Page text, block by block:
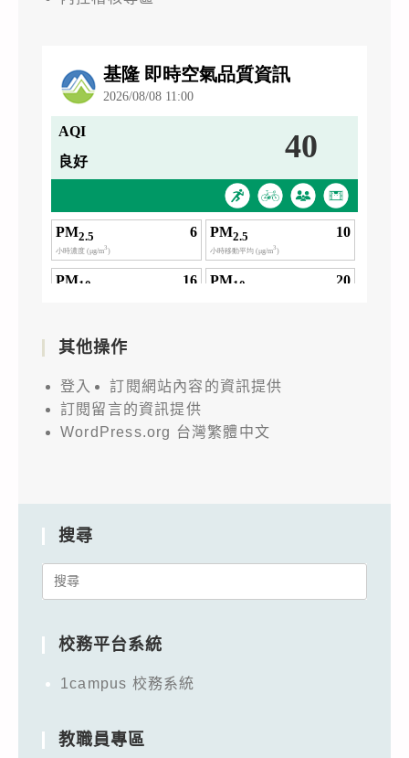
其他操作
登入
訂閱網站內容的資訊提供
訂閱留言的資訊提供
WordPress.org 台灣繁體中文
搜尋
Search
校務平台系統
1campus 校務系統
教職員專區